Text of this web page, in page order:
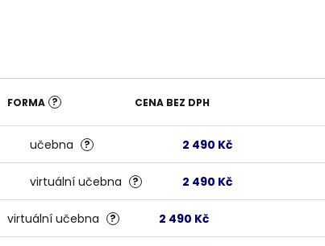
FORMA ? CENA BEZ DPH
učebna
?
2 490 Kč
virtuální učebna
?
2 490 Kč
virtuální učebna
?
2 490 Kč